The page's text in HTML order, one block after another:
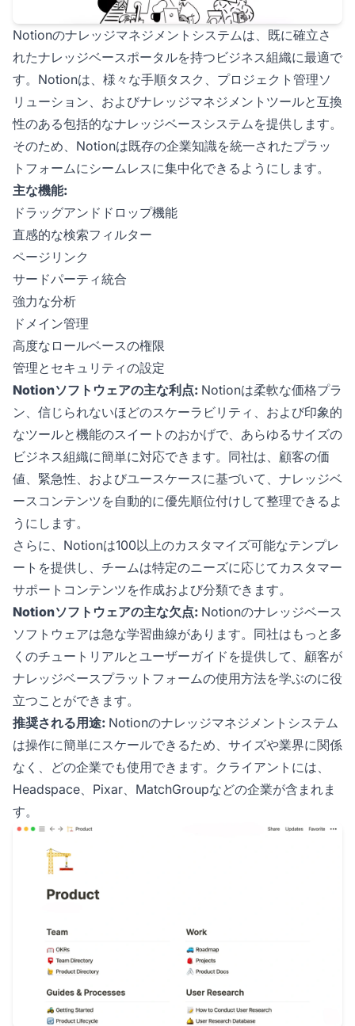
Notionのナレッジマネジメントシステムは、既に確立さ
れたナレッジベースポータルを持つビジネス組織に最適で
す。Notionは、様々な手順タスク、プロジェクト管理ソ
リューション、およびナレッジマネジメントツールと互換
性のある包括的なナレッジベースシステムを提供します。
そのため、Notionは既存の企業知識を統一されたプラッ
トフォームにシームレスに集中化できるようにします。
主な機能:
ドラッグアンドドロップ機能
直感的な検索フィルター
ページリンク
サードパーティ統合
強力な分析
ドメイン管理
高度なロールベースの権限
管理とセキュリティの設定
Notionソフトウェアの主な利点: Notionは柔軟な価格プラ
ン、信じられないほどのスケーラビリティ、および印象的
なツールと機能のスイートのおかげで、あらゆるサイズの
ビジネス組織に簡単に対応できます。同社は、顧客の価
値、緊急性、およびユースケースに基づいて、ナレッジベ
ースコンテンツを自動的に優先順位付けして整理できるよ
うにします。
さらに、Notionは100以上のカスタマイズ可能なテンプレ
ートを提供し、チームは特定のニーズに応じてカスタマー
サポートコンテンツを作成および分類できます。
Notionソフトウェアの主な欠点: Notionのナレッジベース
ソフトウェアは急な学習曲線があります。同社はもっと多
くのチュートリアルとユーザーガイドを提供して、顧客が
ナレッジベースプラットフォームの使用方法を学ぶのに役
立つことができます。
推奨される用途: Notionのナレッジマネジメントシステム
は操作に簡単にスケールできるため、サイズや業界に関係
なく、どの企業でも使用できます。クライアントには、
Headspace、Pixar、MatchGroupなどの企業が含まれま
す。